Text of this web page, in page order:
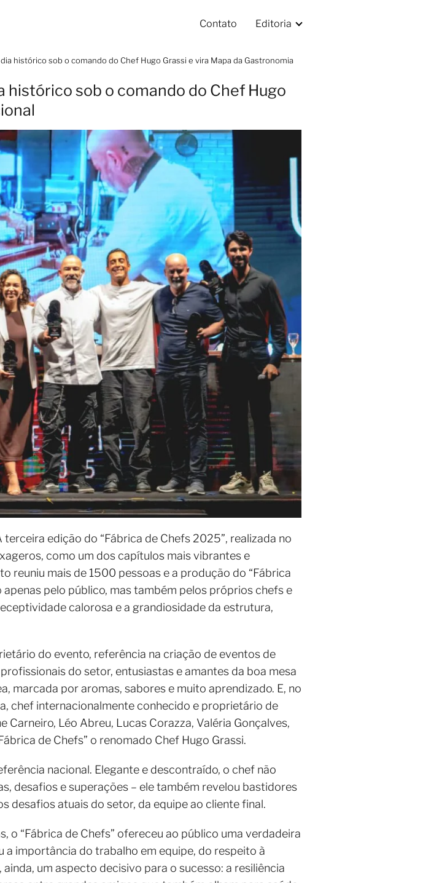
Contato Editoria
histórico sob o comando do Chef Hugo Grassi e vira Mapa da Gastronomia
histórico sob o comando do Chef Hugo
edição do “Fábrica de Chefs 2025”, realizada no
como um dos capítulos mais vibrantes e
reuniu mais de 1500 pessoas e a produção do “Fábrica
pelo público, mas também pelos próprios chefs e
calorosa e a grandiosidade da estrutura,
do evento, referência na criação de eventos de
do setor, entusiastas e amantes da boa mesa
marcada por aromas, sabores e muito aprendizado. E, no
chef internacionalmente conhecido e proprietário de
Léo Abreu, Lucas Corazza, Valéria Gonçalves,
de Chefs” o renomado Chef Hugo Grassi.
nacional. Elegante e descontraído, o chef não
desafios e superações – ele também revelou bastidores
desafios atuais do setor, da equipe ao cliente final.
o “Fábrica de Chefs” ofereceu ao público uma verdadeira
importância do trabalho em equipe, do respeito à
um aspecto decisivo para o sucesso: a resiliência